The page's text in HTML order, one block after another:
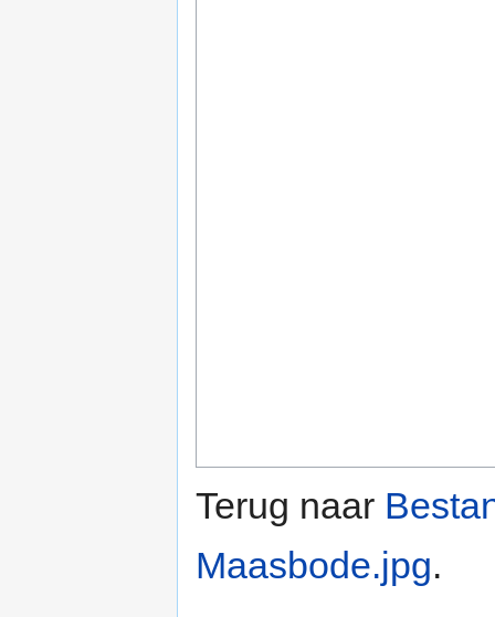
Terug naar
Maasbode.jpg.